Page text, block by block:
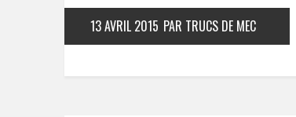
13 AVRIL 2015 PAR TRUCS DE MEC